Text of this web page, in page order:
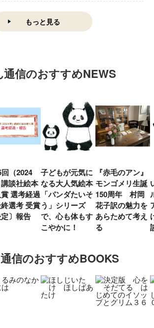
もっと見る
通信のおすすめNEWS
（2024
談社絵本
選考経過
終選考 受賞
〕報告
子どもが元気に
なる大人気絵本
「パンダたいそ
う」シリーズ
で、心も体もす
こやかに！
『赤毛のアン』
モンゴメリ生誕
150周年 村岡
花子訳の魅力を
あらためて考え
る
信のおすすめBOOKS